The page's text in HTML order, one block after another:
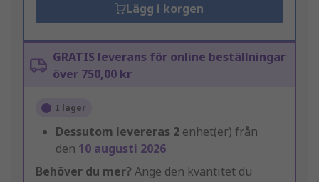
Lägg i korgen
GRATIS leverans för online beställningar
över 750,00 kr
I lager
Dessutom levereras 2 enhet(er) från
den 10 augusti 2026
Behöver du mer? Ange den kvantitet du